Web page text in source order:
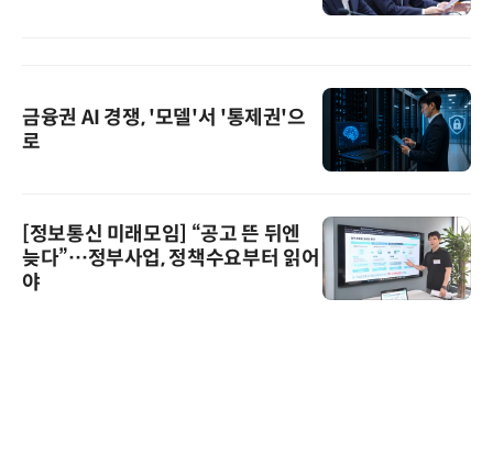
금융권 AI 경쟁, '모델'서 '통제권'으
로
[정보통신 미래모임] “공고 뜬 뒤엔
늦다”…정부사업, 정책수요부터 읽어
야